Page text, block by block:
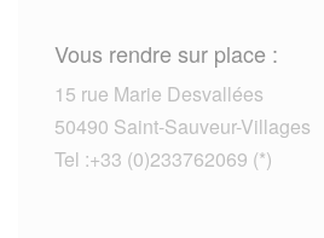
Vous rendre sur place :
15 rue Marie Desvallées
50490 Saint-Sauveur-Villages
Tel :+33 (0)233762069 (*)